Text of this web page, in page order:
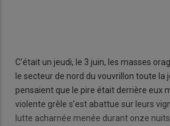
C’était un jeudi, le 3 juin, les masses
le secteur de nord du vouvrillon toute la
pensaient que le pire était derrière eux
violente grêle s’est abattue sur leurs
lutte acharnée menée durant onze